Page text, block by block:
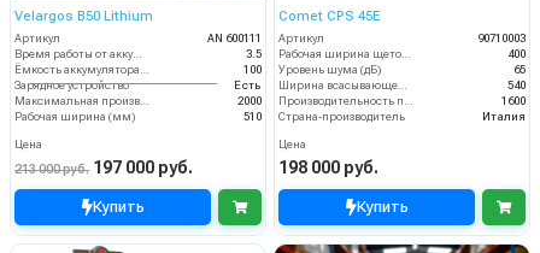
Velargos B50 Lithium
Артикул
AN 600111
Время работы от аккумуляторов (ч)
3.5
100
Зарядное устройство
Есть
2000
Рабочая ширина (мм)
510
Цена
213 000 руб. 197 000 руб.
Купить
Comet CPS 45E
Артикул
90710003
400
Уровень шума (дБ)
65
540
1600
Страна-производитель
Италия
Цена
198 000 руб.
Купить